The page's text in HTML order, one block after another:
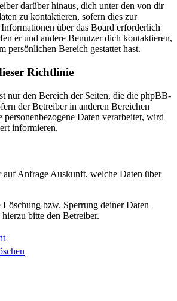
darüber hinaus, dich unter den von dir
zu kontaktieren, sofern dies zur
über das Board erforderlich
er und andere Benutzer dich kontaktieren,
persönlichen Bereich gestattet hast.
Richtlinie
nur den Bereich der Seiten, die die phpBB-
der Betreiber in anderen Bereichen
personenbezogene Daten verarbeitet, wird
informieren.
Anfrage Auskunft, welche Daten über
bzw. Sperrung deiner Daten
bitte den Betreiber.